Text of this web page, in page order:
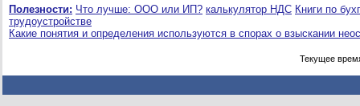
Полезности: Что лучше: ООО или ИП? калькулятор НДС Книги по
трудоустройстве
Какие понятия и определения используются в спорах о взыскании
Текущее